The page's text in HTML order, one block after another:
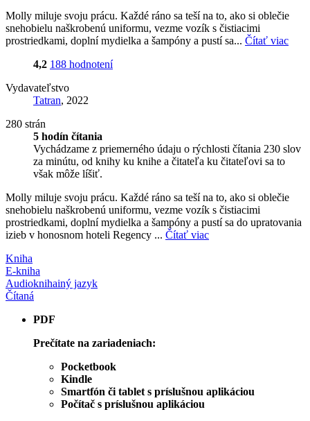
Molly miluje svoju prácu. Každé ráno sa teší na to, ako si oblečie
snehobielu naškrobenú uniformu, vezme vozík s čistiacimi
prostriedkami, doplní mydielka a šampóny a pustí sa... Čítať viac
4,2 188 hodnotení
Vydavateľstvo
Tatran, 2022
280 strán
5 hodín čítania
Vychádzame z priemerného údaju o rýchlosti čítania 230 slov
za minútu, od knihy ku knihe a čitateľa ku čitateľovi sa to
však môže líšiť.
Molly miluje svoju prácu. Každé ráno sa teší na to, ako si oblečie
snehobielu naškrobenú uniformu, vezme vozík s čistiacimi
prostriedkami, doplní mydielka a šampóny a pustí sa do upratovania
izieb v honosnom hoteli Regency ... Čítať viac
Kniha
E-kniha
Audioknihainý jazyk
Čítaná
PDF
Prečítate na zariadeniach:
Pocketbook
Kindle
Smartfón či tablet s príslušnou aplikáciou
Počítač s príslušnou aplikáciou